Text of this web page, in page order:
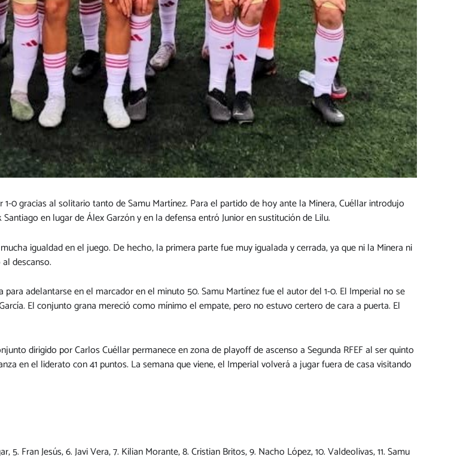
0 gracias al solitario tanto de Samu Martínez. Para el partido de hoy ante la Minera, Cuéllar introdujo
en lugar de Álex Garzón y en la defensa entró Junior en sustitución de Lilu.
igualdad en el juego. De hecho, la primera parte fue muy igualada y cerrada, ya que ni la Minera ni
descanso.
adelantarse en el marcador en el minuto 50. Samu Martínez fue el autor del 1-0. El Imperial no se
El conjunto grana mereció como mínimo el empate, pero no estuvo certero de cara a puerta. El
dirigido por Carlos Cuéllar permanece en zona de playoff de ascenso a Segunda RFEF al ser quinto
en el liderato con 41 puntos. La semana que viene, el Imperial volverá a jugar fuera de casa visitando
5. Fran Jesús, 6. Javi Vera, 7. Kilian Morante, 8. Cristian Britos, 9. Nacho López, 10. Valdeolivas, 11. Samu